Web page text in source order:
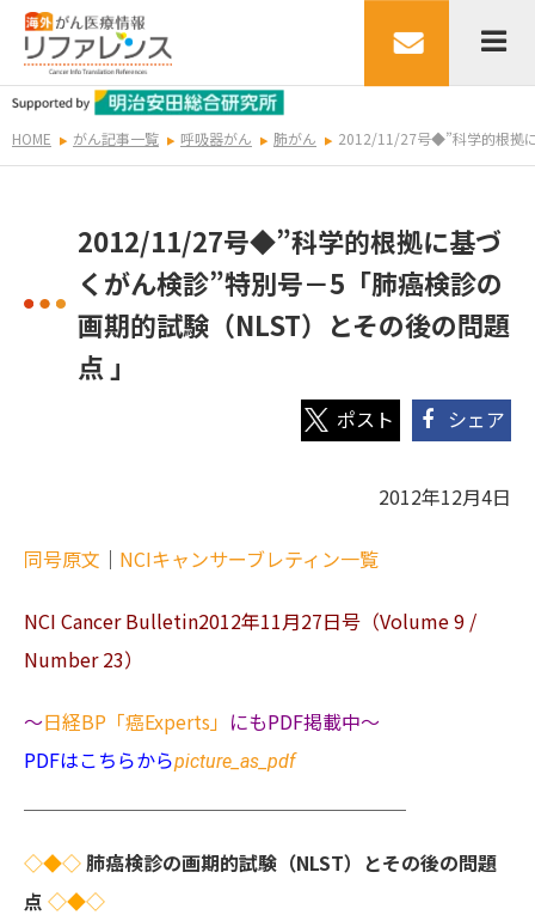
HOME がん記事一覧 呼吸器がん 肺がん 2012/11/27号◆”科学的根拠
2012/11/27号◆”科学的根拠に基づ
くがん検診”特別号－5「肺癌検診の
画期的試験（NLST）とその後の問題
点 」
シェア
2012年12月4日
同号原文 ｜ NCIキャンサーブレティン一覧
NCI Cancer Bulletin2012年11月27日号（Volume 9 /
Number 23）
～日経BP「癌Experts」 にもPDF掲載中～
PDFはこちらからpicture_as_pdf
◇◆◇肺癌検診の画期的試験（NLST）とその後の問題
点 ◇◆◇